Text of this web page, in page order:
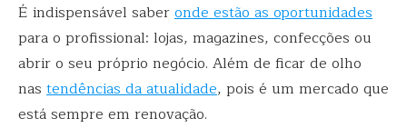
É indispensável saberonde estão as oportunidades
para o profissional: lojas, magazines, confecções ou
abrir o seu próprio negócio. Além de ficar de olho
nas tendências da atualidade, pois é um mercado que
está sempre em renovação.